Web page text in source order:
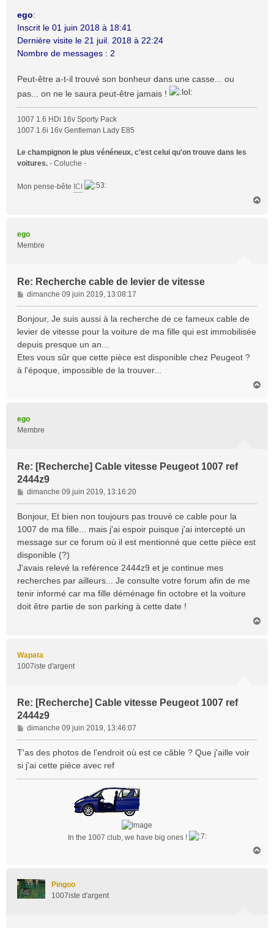
ego:
Inscrit le 01 juin 2018 à 18:41
Dernière visite le 21 juil. 2018 à 22:24
Nombre de messages : 2
Peut-être a-t-il trouvé son bonheur dans une casse... ou
pas... on ne le saura peut-être jamais !
1007 1.6 HDi 16v Sporty Pack
1007 1.6i 16v Gentleman Lady E85
Le champignon le plus vénéneux, c'est celui qu'on trouve dans les
voitures. - Coluche -
Mon pense-bête ICI
ego
Membre
Re: Recherche cable de levier de vitesse
M
e
a
g
e
dimanche 09 juin 2019, 13:08:17
Bonjour, Je suis aussi à la recherche de ce fameux cable de
levier de vitesse pour la voiture de ma fille qui est immobilisée
depuis presque un an...
Etes vous sûr que cette pièce est disponible chez Peugeot ?
à l'époque, impossible de la trouver...
ego
Membre
Re: [Recherche] Cable vitesse Peugeot 1007 ref
2444z9
M
e
a
g
e
dimanche 09 juin 2019, 13:16:20
Bonjour, Et bien non toujours pas trouvé ce cable pour la
1007 de ma fille... mais j'ai espoir puisque j'ai intercepté un
message sur ce forum où il est mentionné que cette pièce est
disponible (?)
J'avais relevé la reférence 2444z9 et je continue mes
recherches par ailleurs... Je consulte votre forum afin de me
tenir informé car ma fille déménage fin octobre et la voiture
doit être partie de son parking à cette date !
Wapata
1007iste d'argent
Re: [Recherche] Cable vitesse Peugeot 1007 ref
2444z9
M
e
a
g
dimanche 09 juin 2019, 13:46:07
T'as des photos de l'endroit où est ce câble ? Que j'aille voir
si j'ai cette pièce avec ref
In the 1007 club, we have big ones !
Pingoo
1007iste d'argent